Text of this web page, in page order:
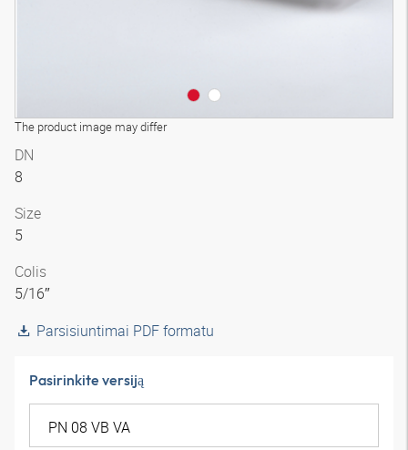
The product image may differ
DN
8
Size
5
Colis
5/16″
Parsisiuntimai PDF formatu
Pasirinkite versiją